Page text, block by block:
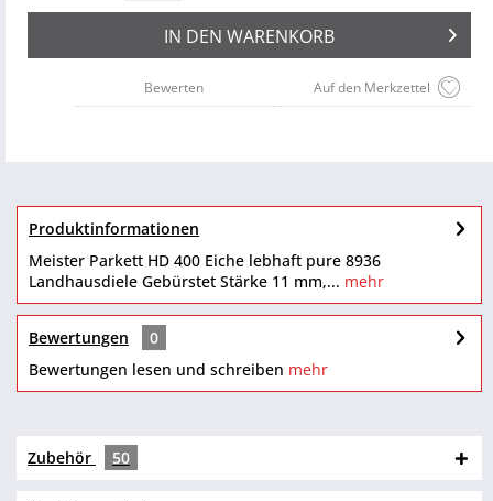
IN DEN WARENKORB
Auf den Merkzettel
Bewerten
Produktinformationen
Meister Parkett HD 400 Eiche lebhaft pure 8936
Landhausdiele Gebürstet Stärke 11 mm,... mehr
Bewertungen
0
Bewertungen lesen und schreiben mehr
Zubehör 50